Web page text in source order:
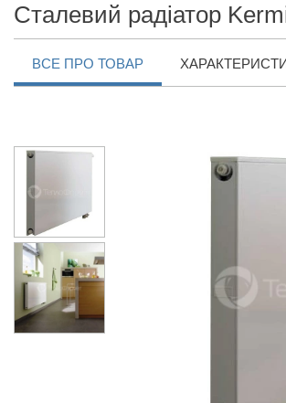
Сталевий радіатор
ВСЕ ПРО ТОВАР